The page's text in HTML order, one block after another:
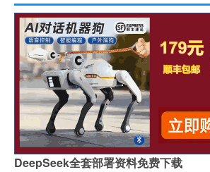
DeepSeek全套部署资料免费下载